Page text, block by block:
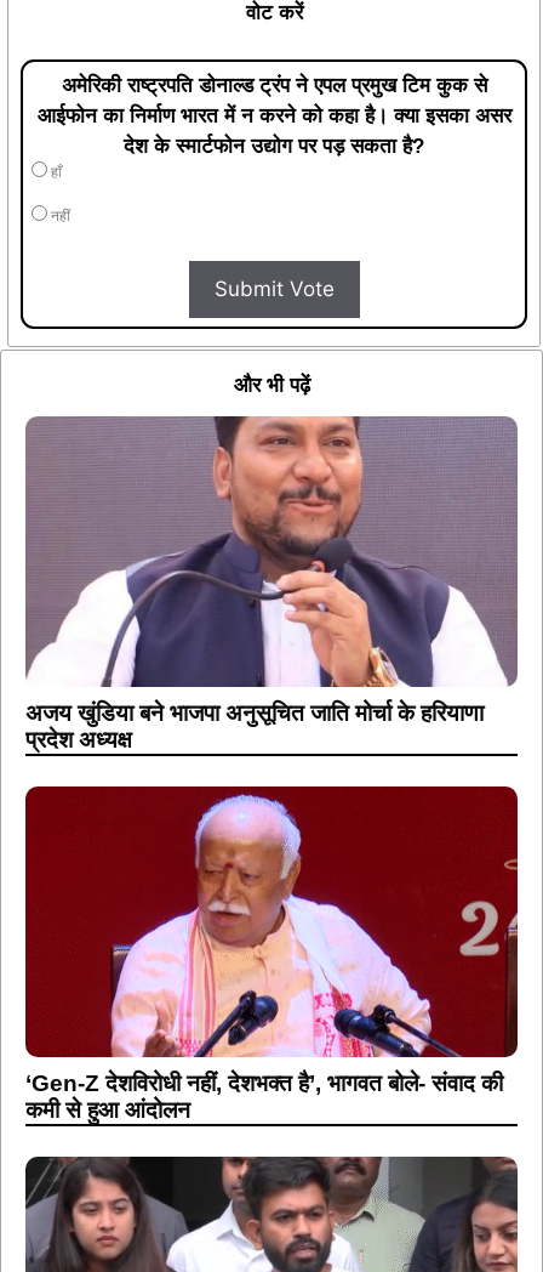
वोट करें
अमेरिकी राष्ट्रपति डोनाल्ड ट्रंप ने एपल प्रमुख टिम कुक से
आईफोन का निर्माण भारत में न करने को कहा है। क्या इसका असर
देश के स्मार्टफोन उद्योग पर पड़ सकता है?
हाँ
नहीं
Submit Vote
और भी पढ़ें
अजय खुंडिया बने भाजपा अनुसूचित जाति मोर्चा के हरियाणा
प्रदेश अध्यक्ष
‘Gen-Z देशविरोधी नहीं, देशभक्त है’, भागवत बोले- संवाद की
कमी से हुआ आंदोलन